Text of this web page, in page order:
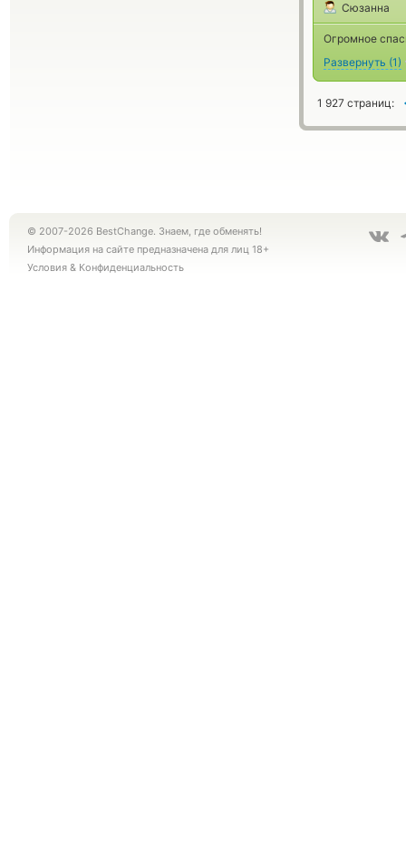
Сюзанна
Огромное
Развернуть (1)
1 927 страниц:
© 2007-2026 BestChange. Знаем, где обменять!
Информация на сайте предназначена для лиц 18+
Условия & Конфиденциальность